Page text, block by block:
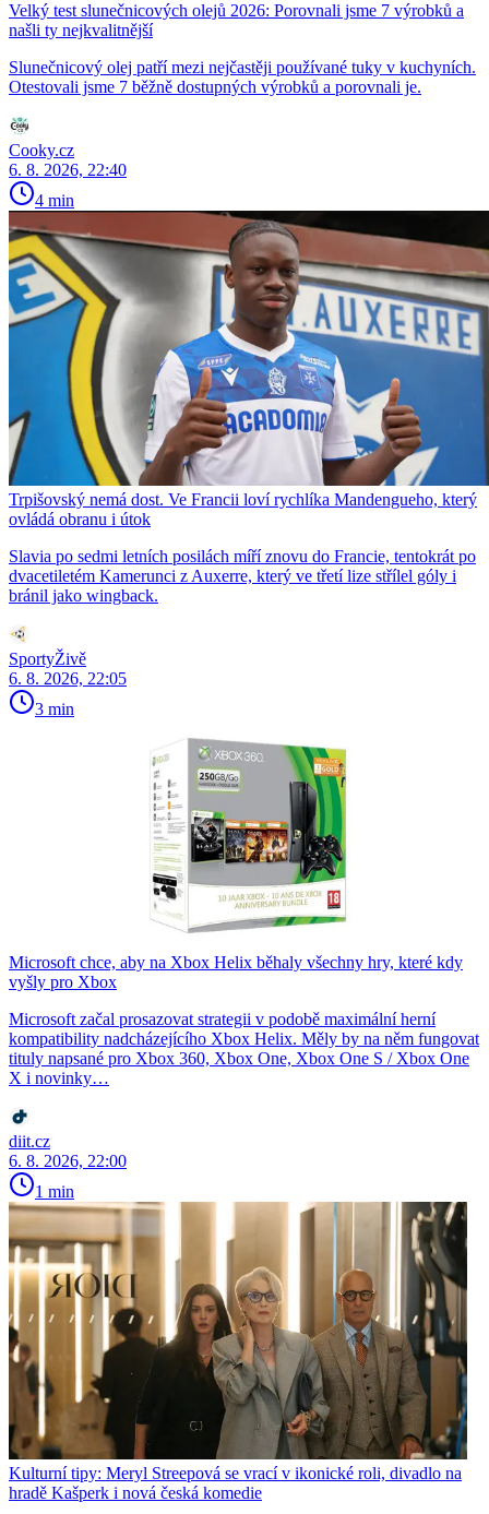
Velký test slunečnicových olejů 2026: Porovnali jsme 7 výrobků a
našli ty nejkvalitnější
Slunečnicový olej patří mezi nejčastěji používané tuky v kuchyních.
Otestovali jsme 7 běžně dostupných výrobků a porovnali je.
Cooky.cz
6. 8. 2026, 22:40
4 min
Trpišovský nemá dost. Ve Francii loví rychlíka Mandengueho, který
ovládá obranu i útok
Slavia po sedmi letních posilách míří znovu do Francie, tentokrát po
dvacetiletém Kamerunci z Auxerre, který ve třetí lize střílel góly i
bránil jako wingback.
SportyŽivě
6. 8. 2026, 22:05
3 min
Microsoft chce, aby na Xbox Helix běhaly všechny hry, které kdy
vyšly pro Xbox
Microsoft začal prosazovat strategii v podobě maximální herní
kompatibility nadcházejícího Xbox Helix. Měly by na něm fungovat
tituly napsané pro Xbox 360, Xbox One, Xbox One S / Xbox One
X i novinky…
diit.cz
6. 8. 2026, 22:00
1 min
Kulturní tipy: Meryl Streepová se vrací v ikonické roli, divadlo na
hradě Kašperk i nová česká komedie